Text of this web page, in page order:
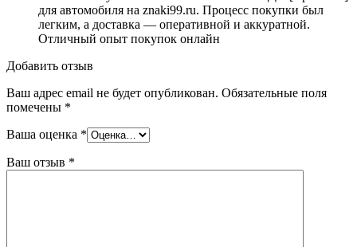
для автомобиля на znaki99.ru. Процесс покупки был
легким, а доставка — оперативной и аккуратной.
Отличный опыт покупок онлайн
Добавить отзыв
Ваш адрес email не будет опубликован. Обязательные поля
помечены *
Ваша оценка *
Ваш отзыв *